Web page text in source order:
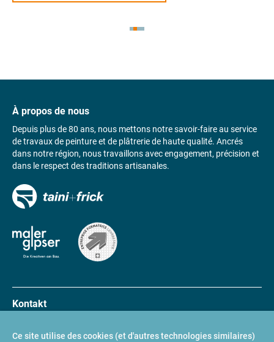
À propos de nous
Depuis plus de 80 ans, nous mettons notre savoir-faire au service
de travaux de peinture et de plâtrerie de haute qualité. Ancrés
dans notre région, nous travaillons avec engagement, précision et
dans le respect des traditions artisanales.
Kontakt
Links
Ce site utilise des cookies (et d'autres technologies similaires)